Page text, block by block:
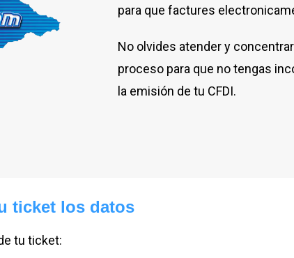
para que factures
No olvides atender y
proceso para que no tengas
la emisión de tu CFDI.
ticket los datos
tu ticket: